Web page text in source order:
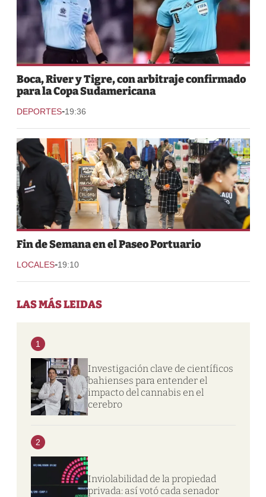
Boca, River y Tigre, con arbitraje confirmado
para la Copa Sudamericana
DEPORTES-19:36
Fin de Semana en el Paseo Portuario
LOCALES-19:10
LAS MÁS LEIDAS
1
Investigación clave de científicos
bahienses para entender el
impacto del cannabis en el
cerebro
2
Inviolabilidad de la propiedad
privada: así votó cada senador